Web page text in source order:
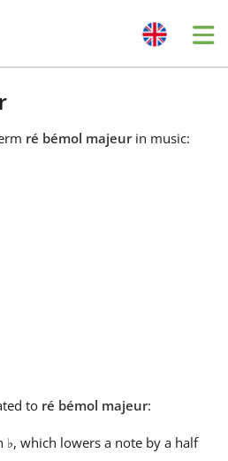
ré bémol majeurin music:
to ré bémol majeur:
♭, which lowers a note by a half